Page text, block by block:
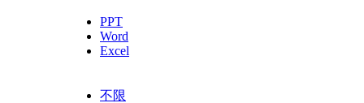
PPT
Word
Excel
不限